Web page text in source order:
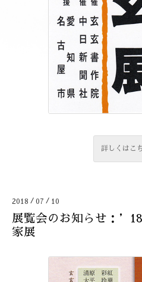
詳しくはこ
2018 / 07 / 10
展覧会のお知らせ：
家展